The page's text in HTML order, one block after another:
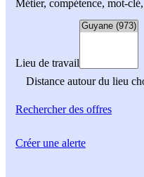
Métier, compétence, mot-
Lieu de travail
Distance autour du lieu
Rechercherdes offres
Créer une alerte